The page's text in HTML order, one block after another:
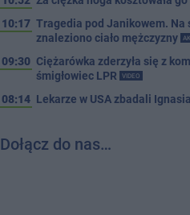
10:17 Tragedia pod Janikowem. Na
znaleziono ciało mężczyzny
09:30 Ciężarówka zderzyła się z
śmigłowiec LPR
VIDEO
08:14 Lekarze w USA zbadali
Dołącz do nas…